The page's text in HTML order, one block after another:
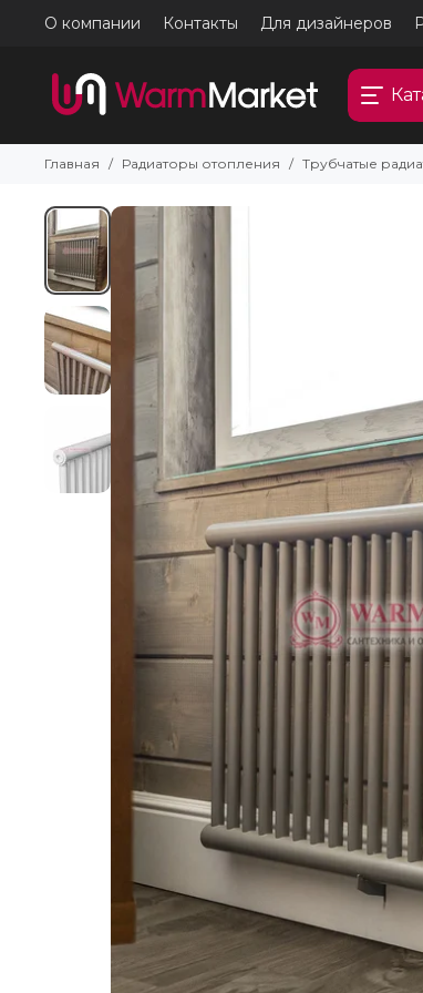
О компании Контакты Для дизайнеров
Главная Радиаторы отопления Трубчатые